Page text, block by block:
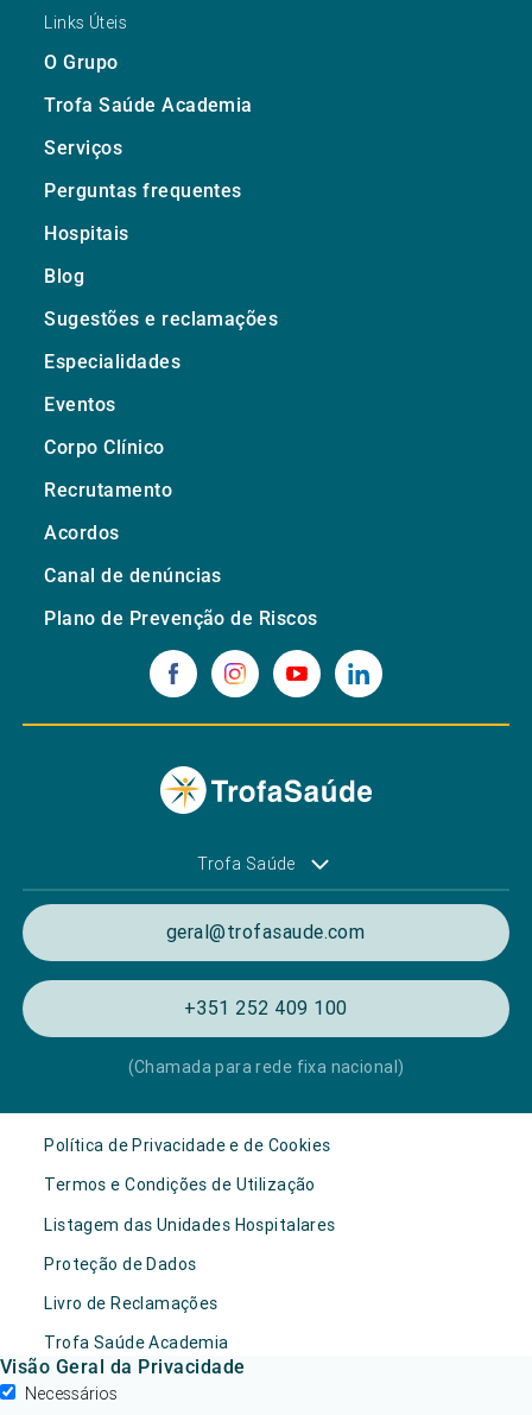
Links Úteis
O Grupo
Trofa Saúde Academia
Serviços
Perguntas frequentes
Hospitais
Blog
Sugestões e reclamações
Especialidades
Eventos
Corpo Clínico
Recrutamento
Acordos
Canal de denúncias
Plano de Prevenção de Riscos
Trofa Saúde
geral@trofasaude.com
+351 252 409 100
(Chamada para rede fixa nacional)
Política de Privacidade e de Cookies
Termos e Condições de Utilização
Listagem das Unidades Hospitalares
Proteção de Dados
Livro de Reclamações
Trofa Saúde Academia
Visão Geral da Privacidade
Necessários